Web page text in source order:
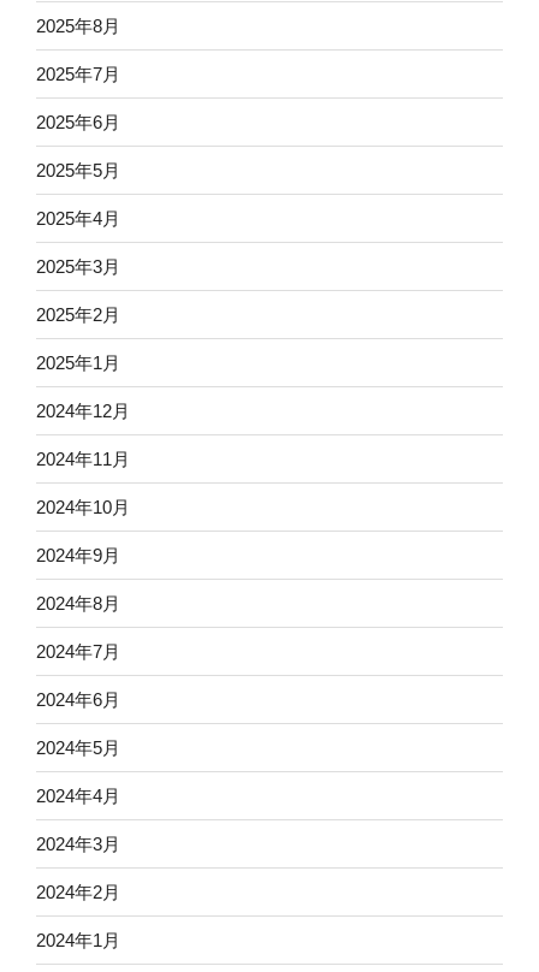
2025年8月
2025年7月
2025年6月
2025年5月
2025年4月
2025年3月
2025年2月
2025年1月
2024年12月
2024年11月
2024年10月
2024年9月
2024年8月
2024年7月
2024年6月
2024年5月
2024年4月
2024年3月
2024年2月
2024年1月